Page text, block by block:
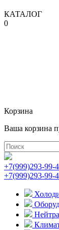
КАТАЛОГ
0
Корзина
Ваша корзина
+7(999)293-99-
+7(999)293-99-